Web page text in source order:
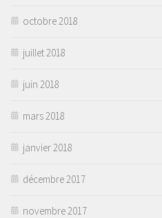
octobre 2018
juillet 2018
juin 2018
mars 2018
janvier 2018
décembre 2017
novembre 2017